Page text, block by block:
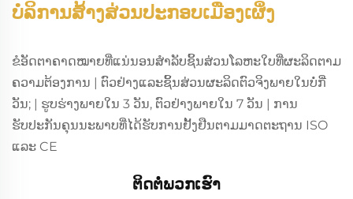
ບໍລິການສ້າງສ່ວນປະກອບເມືອງເຜິ່ງ
ຂໍອັດຕາຄາດໝາຍທີ່ແນ່ນອນສຳລັບຊິ້ນສ່ວນໂລຫະໃບທີ່ຜະລິດຕາມ
ຄວາມຕ້ອງການ | ຕົວຢ່າງແລະຊິ້ນສ່ວນຜະລິດຕົວຈິງພາຍໃນບໍ່ກີ່
ວັນ; | ຮູບຮ່າງພາຍໃນ 3 ວັນ, ຕົວຢ່າງພາຍໃນ 7 ວັນ | ການ
ຮັບປະກັນຄຸນນະພາບທີ່ໄດ້ຮັບການຢັ້ງຢືນຕາມມາດຕະຖານ ISO
ແລະ CE
ຕິດຕໍ່ພວກເຮົາ